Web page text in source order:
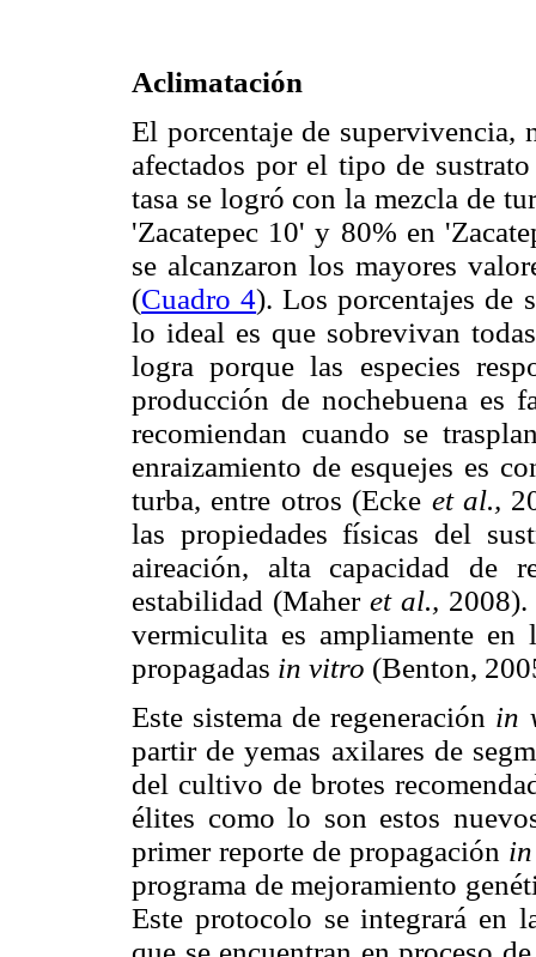
Aclimatación
El porcentaje de supervivencia,
afectados por el tipo de
tasa se logró con la mezcla de
'Zacatepec 10' y 80% en
se alcanzaron los mayores
(Cuadro 4). Los porcentajes de
lo ideal es que sobrevivan
logra porque las especies
producción de nochebuena es
recomiendan cuando se
enraizamiento de esquejes es
turba, entre otros (Ecke et al.,
las propiedades físicas del
aireación, alta capacidad de
estabilidad (Maher et al.,
vermiculita es ampliamente
propagadas in vitro (Benton,
Este sistema de regeneración in
partir de yemas axilares de
del cultivo de brotes
élites como lo son estos
primer reporte de propagación
programa de mejoramiento
Este protocolo se integrará en